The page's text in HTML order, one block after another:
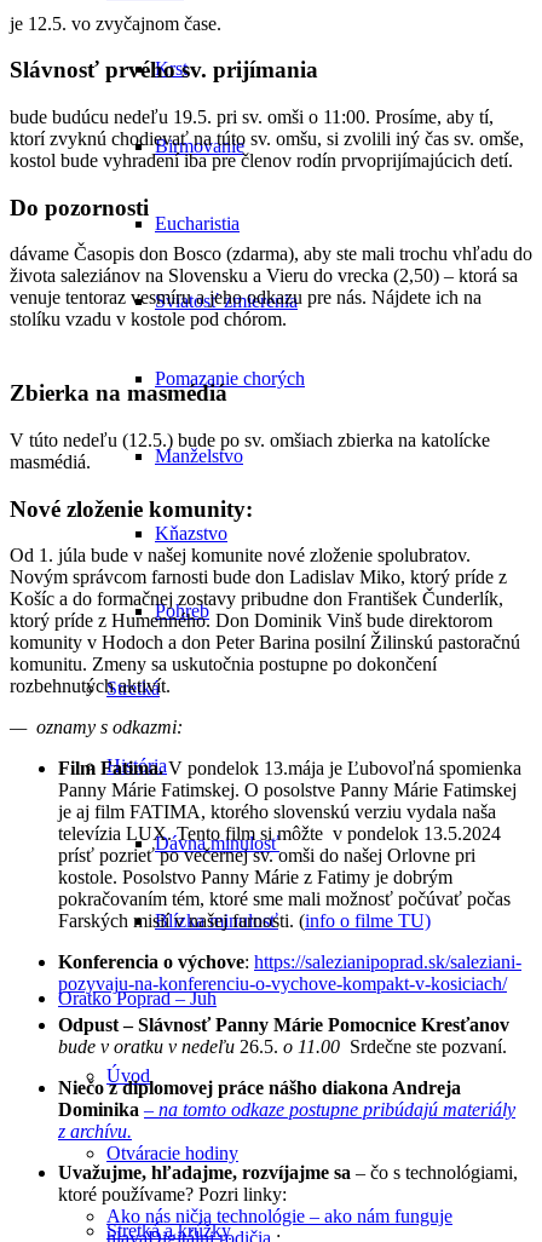
Krst
Birmovanie
Eucharistia
Sviatosť zmierenia
Pomazanie chorých
Manželstvo
Kňazstvo
Pohreb
Stretká
História
Dávna minulosť
Blízka minulosť
Oratko Poprad – Juh
Úvod
Otváracie hodiny
Stretká a krúžky
je 12.5. vo zvyčajnom čase.
Slávnosť prvého sv. prijímania
bude budúcu nedeľu 19.5. pri sv. omši o 11:00. Prosíme, aby tí,
ktorí zvyknú chodievať na túto sv. omšu, si zvolili iný čas sv. omše,
kostol bude vyhradení iba pre členov rodín prvoprijímajúcich detí.
Do pozornosti
dávame Časopis don Bosco (zdarma), aby ste mali trochu vhľadu do
života saleziánov na Slovensku a Vieru do vrecka (2,50) – ktorá sa
venuje tentoraz vesmíru a jeho odkazu pre nás. Nájdete ich na
stolíku vzadu v kostole pod chórom.
Zbierka na masmédiá
V túto nedeľu (12.5.) bude po sv. omšiach zbierka na katolícke
masmédiá.
Nové zloženie komunity:
Od 1. júla bude v našej komunite nové zloženie spolubratov.
Novým správcom farnosti bude don Ladislav Miko, ktorý príde z
Košíc a do formačnej zostavy pribudne don František Čunderlík,
ktorý príde z Humenného. Don Dominik Vinš bude direktorom
komunity v Hodoch a don Peter Barina posilní Žilinskú pastoračnú
komunitu. Zmeny sa uskutočnia postupne po dokončení
rozbehnutých aktivít.
— oznamy s odkazmi:
Film Fatima.V pondelok 13.mája je Ľubovoľná spomienka
Panny Márie Fatimskej. O posolstve Panny Márie Fatimskej
je aj film FATIMA, ktorého slovenskú verziu vydala naša
televízia LUX. Tento film si môžte v pondelok 13.5.2024
prísť pozrieť po večernej sv. omši do našej Orlovne pri
kostole. Posolstvo Panny Márie z Fatimy je dobrým
pokračovaním tém, ktoré sme mali možnosť počúvať počas
Farských misií v našej farnosti. (info o filme TU)
Konferencia o výchove: https://salezianipoprad.sk/saleziani-
pozyvaju-na-konferenciu-o-vychove-kompakt-v-kosiciach/
Odpust – Slávnosť Panny Márie Pomocnice Kresťanov
bude v oratku v nedeľu 26.5. o 11.00 Srdečne ste pozvaní.
Niečo z diplomovej práce nášho diakona Andreja
Dominika – na tomto odkaze postupne pribúdajú materiály
z archívu.
Uvažujme, hľadajme, rozvíjajme sa – čo s technológiami,
ktoré používame? Pozri linky:
Ako nás ničia technológie – ako nám funguje